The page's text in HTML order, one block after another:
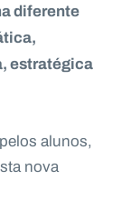
diferente
estratégica
alunos,
nova